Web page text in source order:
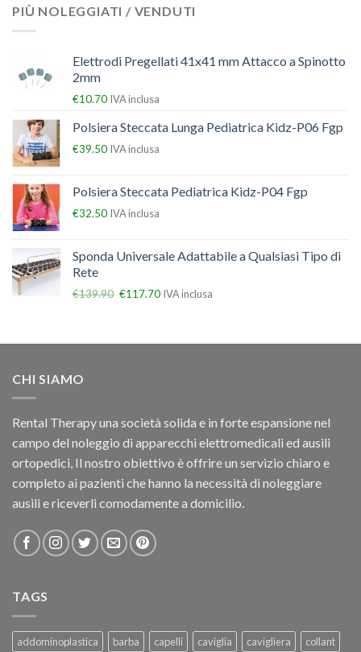
PIÙ NOLEGGIATI / VENDUTI
Elettrodi Pregellati 41x41 mm Attacco a Spinotto
2mm
€10.70 IVA inclusa
Polsiera Steccata Lunga Pediatrica Kidz-P06 Fgp
€39.50 IVA inclusa
Polsiera Steccata Pediatrica Kidz-P04 Fgp
€32.50 IVA inclusa
Sponda Universale Adattabile a Qualsiasi Tipo di
Rete
€139.90 €117.70 IVA inclusa
CHI SIAMO
Rental Therapy una società solida e in forte espansione nel
campo del noleggio di apparecchi elettromedicali ed ausili
ortopedici, Il nostro obiettivo è offrire un servizio chiaro e
completo ai pazienti che hanno la necessità di noleggiare
ausili e riceverli comodamente a domicilio.
TAGS
addominoplastica barba capelli caviglia cavigliera
collant